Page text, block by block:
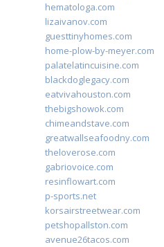
hematologa.com
lizaivanov.com
guesttinyhomes.com
home-plow-by-meyer.com
palatelatincuisine.com
blackdoglegacy.com
eatvivahouston.com
thebigshowok.com
chimeandstave.com
greatwallseafoodny.com
theloverose.com
gabriovoice.com
resinflowart.com
p-sports.net
korsairstreetwear.com
petshopallston.com
avenue26tacos.com